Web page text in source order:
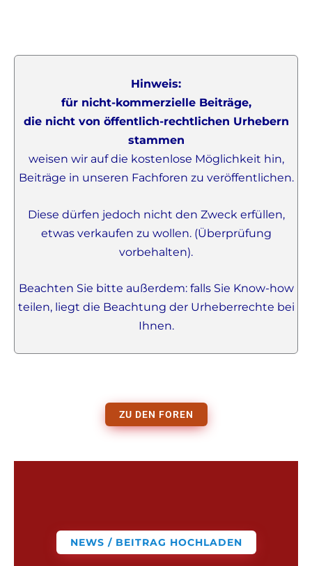
Hinweis:
für nicht-kommerzielle Beiträge,
die nicht von öffentlich-rechtlichen Urhebern
stammen
weisen wir auf die kostenlose Möglichkeit hin,
Beiträge in unseren Fachforen zu veröffentlichen.
Diese dürfen jedoch nicht den Zweck erfüllen,
etwas verkaufen zu wollen. (Überprüfung
vorbehalten).
Beachten Sie bitte außerdem: falls Sie Know-how
teilen, liegt die Beachtung der Urheberrechte bei
Ihnen.
ZU DEN FOREN
NEWS / BEITRAG HOCHLADEN